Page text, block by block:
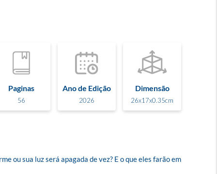
Paginas
56
Ano de Edição
2026
Dimensão
26x17x0.35cm
ou sua luz será apagada de vez? E o que eles farão em